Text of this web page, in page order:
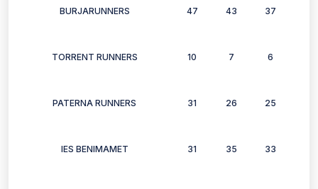
BURJARUNNERS 47 43 37
TORRENT RUNNERS 10 7 6
PATERNA RUNNERS 31 26 25
IES BENIMAMET 31 35 33